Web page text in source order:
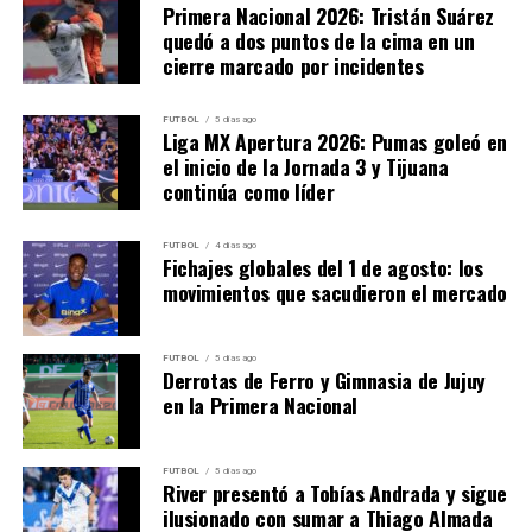
con el golpe de perder dos oportunidades de cierre,
recuperar confianza y responder en un quinto partido
de máxima presión.
Gimnasia demostró jerarquía, profundidad y carácter.
Tuvo momentos de dudas, pero cuando el partido se
complicó de verdad, encontró respuestas en sus
jugadores más importantes. Chacón, Cisneros, Dato,
Carrasco y Carabalí fueron claves para sostener una
victoria que vale una semifinal.
El Mens Sana dio otro paso importante en una Liga
Nacional cada vez más exigente.
Las claves del triunfo de
Gimnasia
Primera Nacional 2026: Tristán Suárez
quedó a dos puntos de la cima en un
cierre marcado por incidentes
FUTBOL 5 días ago
Liga MX Apertura 2026: Pumas goleó en
el inicio de la Jornada 3 y Tijuana
continúa como líder
FUTBOL 4 días ago
Fichajes globales del 1 de agosto: los
movimientos que sacudieron el mercado
FUTBOL 5 días ago
Derrotas de Ferro y Gimnasia de Jujuy
en la Primera Nacional
FUTBOL 5 días ago
River presentó a Tobías Andrada y sigue
ilusionado con sumar a Thiago Almada